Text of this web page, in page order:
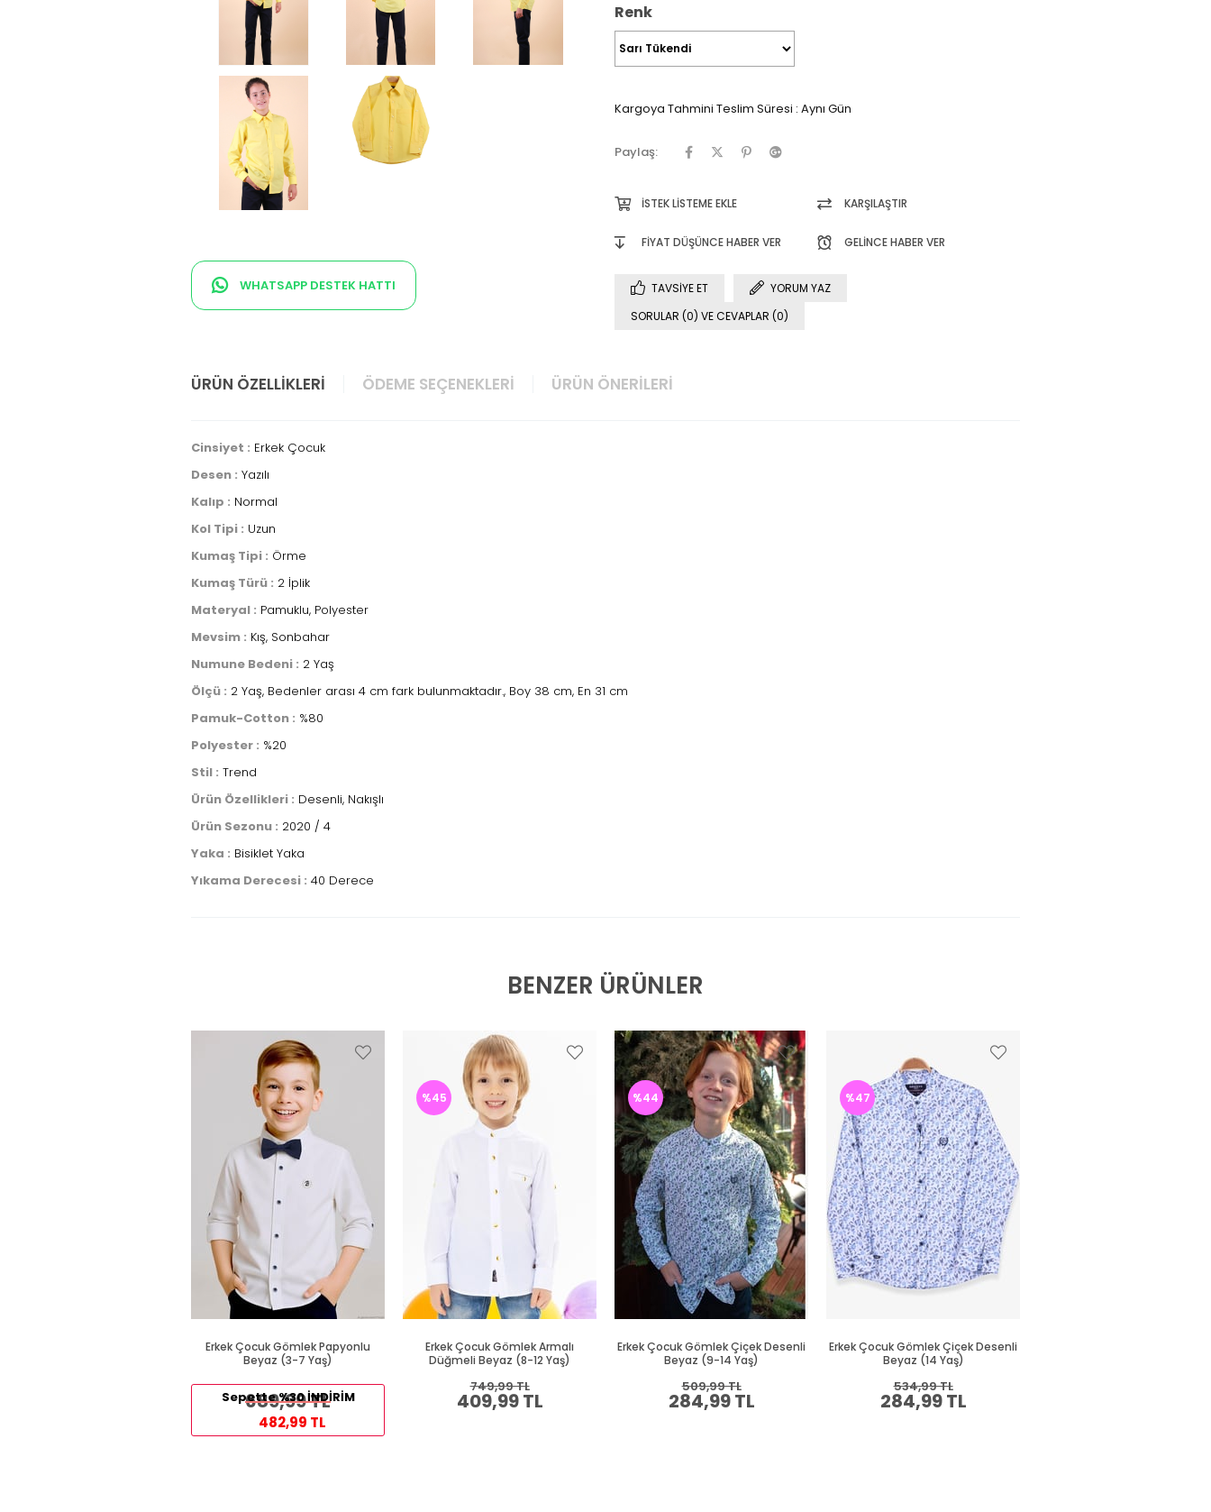
WHATSAPP DESTEK HATTI
Renk
Kargoya Tahmini Teslim Süresi : Aynı Gün
Paylaş:
İSTEK LISTEME EKLE KARŞILAŞTIR
FIYAT DÜŞÜNCE HABER VER GELINCE HABER VER
TAVSIYE ET
YORUM YAZ
SORULAR (0) VE CEVAPLAR (0)
ÜRÜN ÖZELLIKLERI ÖDEME SEÇENEKLERI ÜRÜN ÖNERILERI
Cinsiyet : Erkek Çocuk
Desen : Yazılı
Kalıp : Normal
Kol Tipi : Uzun
Kumaş Tipi : Örme
Kumaş Türü : 2 İplik
Materyal : Pamuklu, Polyester
Mevsim : Kış, Sonbahar
Numune Bedeni : 2 Yaş
Ölçü : 2 Yaş, Bedenler arası 4 cm fark bulunmaktadır., Boy 38 cm, En 31 cm
Pamuk-Cotton : %80
Polyester : %20
Stil : Trend
Ürün Özellikleri : Desenli, Nakışlı
Ürün Sezonu : 2020 / 4
Yaka : Bisiklet Yaka
Yıkama Derecesi : 40 Derece
BENZER ÜRÜNLER
Erkek Çocuk Gömlek Papyonlu
Beyaz (3-7 Yaş)
689,99 TL
Sepette %30 İNDİRİM
482,99 TL
Erkek Çocuk Gömlek Armalı
Düğmeli Beyaz (8-12 Yaş)
409,99 TL
749,99 TL
%45
Erkek Çocuk Gömlek Çiçek Desenli
Beyaz (9-14 Yaş)
284,99 TL
509,99 TL
%44
Erkek Çocuk Gömlek Çiçek Desenli
Beyaz (14 Yaş)
284,99 TL
534,99 TL
%47